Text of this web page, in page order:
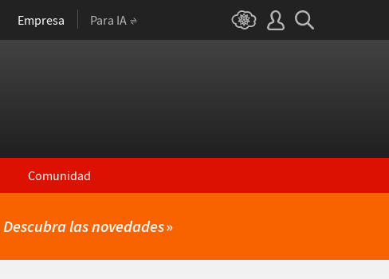
Empresa Para IA
Comunidad
Descubra las novedades»